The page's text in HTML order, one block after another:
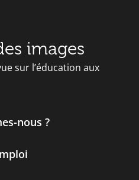
images
sur l’éducation aux
nous ?